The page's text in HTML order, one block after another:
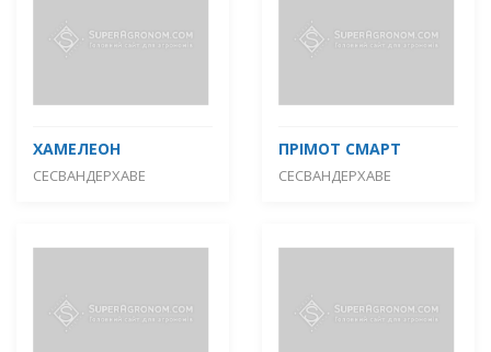
ХАМЕЛЕОН
СЕСВАНДЕРХАВЕ
ПРІМОТ СМАРТ
СЕСВАНДЕРХАВЕ